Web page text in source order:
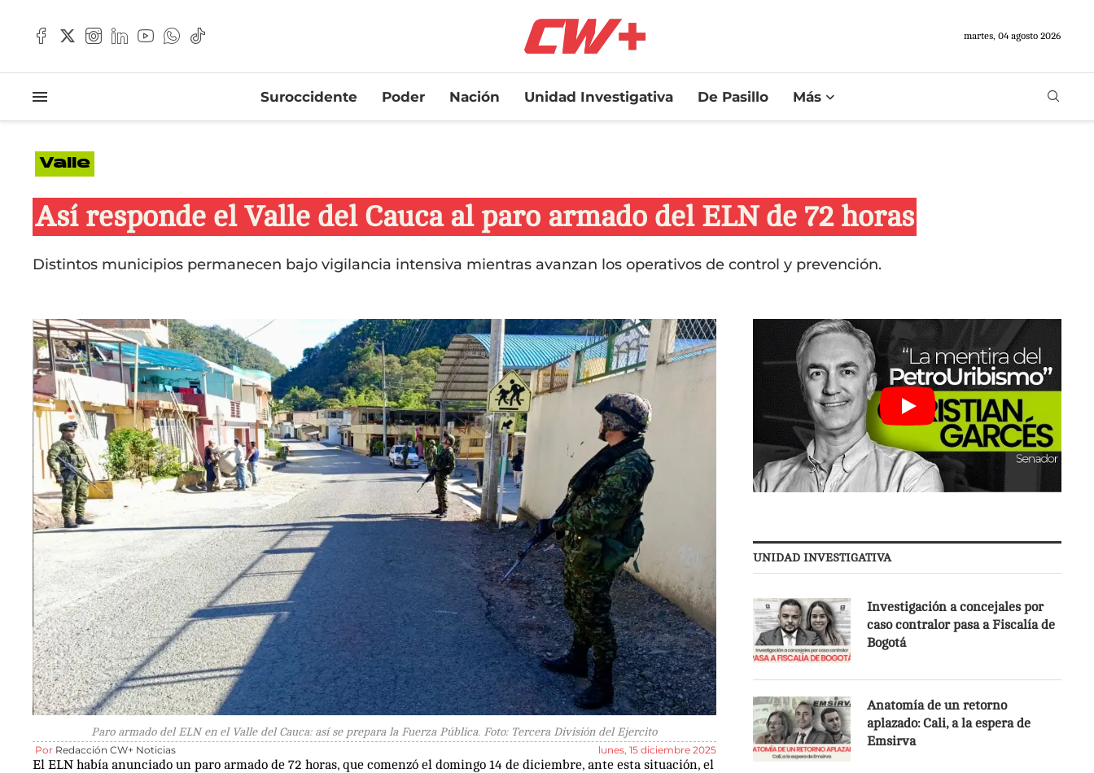
martes, 04 agosto 2026
Suroccidente Poder Nación Unidad Investigativa De Pasillo Más
Valle
Así responde el Valle del Cauca al paro armado del ELN de 72 horas
Distintos municipios permanecen bajo vigilancia intensiva mientras avanzan los operativos de control y prevención.
Paro armado del ELN en el Valle del Cauca: así se prepara la Fuerza Pública. Foto: Tercera División del Ejercito
Por Redacción CW+ Noticias lunes, 15 diciembre 2025
El ELN había anunciado un paro armado de 72 horas, que comenzó el domingo 14 de diciembre, ante esta situación, el
UNIDAD INVESTIGATIVA
Investigación a concejales por
caso contralor pasa a Fiscalía de
Bogotá
Anatomía de un retorno
aplazado: Cali, a la espera de
Emsirva